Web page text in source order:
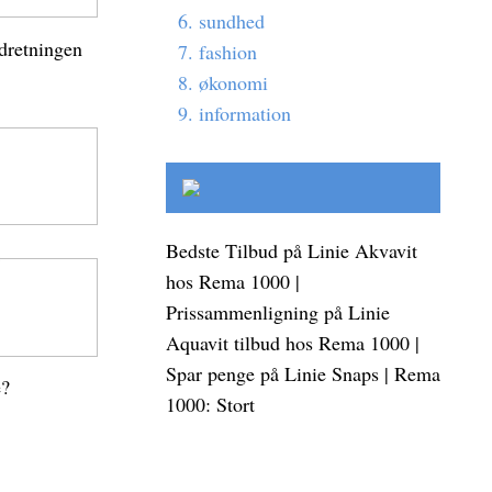
sundhed
fashion
økonomi
information
Bedste Tilbud på Linie Akvavit
hos Rema 1000 |
Prissammenligning på Linie
Aquavit tilbud hos Rema 1000 |
Spar penge på Linie Snaps | Rema
1000: Stort